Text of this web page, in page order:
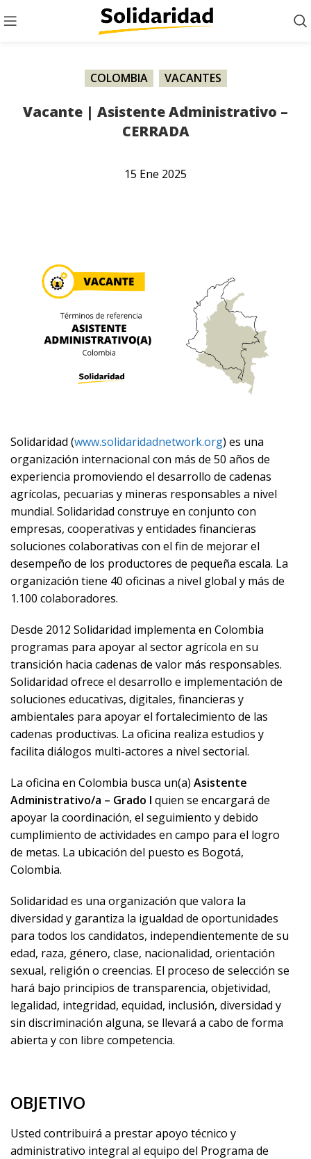
COLOMBIA VACANTES
Vacante | Asistente Administrativo –
CERRADA
15 Ene 2025
Solidaridad (www.solidaridadnetwork.org) es una
organización internacional con más de 50 años de
experiencia promoviendo el desarrollo de cadenas
agrícolas, pecuarias y mineras responsables a nivel
mundial. Solidaridad construye en conjunto con
empresas, cooperativas y entidades financieras
soluciones colaborativas con el fin de mejorar el
desempeño de los productores de pequeña escala. La
organización tiene 40 oficinas a nivel global y más de
1.100 colaboradores.
Desde 2012 Solidaridad implementa en Colombia
programas para apoyar al sector agrícola en su
transición hacia cadenas de valor más responsables.
Solidaridad ofrece el desarrollo e implementación de
soluciones educativas, digitales, financieras y
ambientales para apoyar el fortalecimiento de las
cadenas productivas. La oficina realiza estudios y
facilita diálogos multi-actores a nivel sectorial.
La oficina en Colombia busca un(a) Asistente
Administrativo/a – Grado I quien se encargará de
apoyar la coordinación, el seguimiento y debido
cumplimiento de actividades en campo para el logro
de metas. La ubicación del puesto es Bogotá,
Colombia.
Solidaridad es una organización que valora la
diversidad y garantiza la igualdad de oportunidades
para todos los candidatos, independientemente de su
edad, raza, género, clase, nacionalidad, orientación
sexual, religión o creencias. El proceso de selección se
hará bajo principios de transparencia, objetividad,
legalidad, integridad, equidad, inclusión, diversidad y
sin discriminación alguna, se llevará a cabo de forma
abierta y con libre competencia.
OBJETIVO
Usted contribuirá a prestar apoyo técnico y
administrativo integral al equipo del Programa de